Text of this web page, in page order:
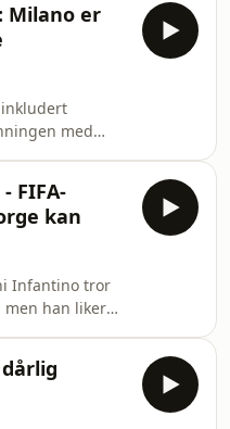
overnattet i
See
Milano er
med
kjede seg i
det eneste
journalist
hvorfor.Følg
for flere
er
on A
FIFA-
kan
Infantino tror
men han liker
med oss
historier fra